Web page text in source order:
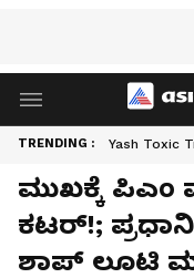
TRENDING : Yash Toxic
ಮುಖಕ್ಕೆ ಪಿಎಂ
ಕಟರ್!;
ಶಾಪ್ ಲೂಟಿ